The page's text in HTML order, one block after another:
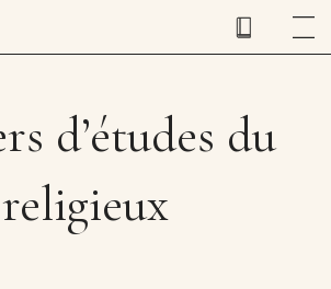
d’études du
religieux